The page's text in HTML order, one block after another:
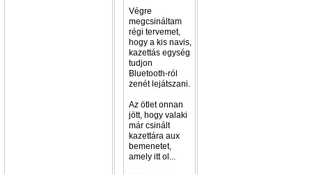
Végre
megcsináltam
régi tervemet,
hogy a kis navis,
kazettás egység
tudjon
Bluetooth-ról
zenét lejátszani.
Az ötlet onnan
jött, hogy valaki
már csinált
kazettára aux
bemenetet,
amely itt ol...